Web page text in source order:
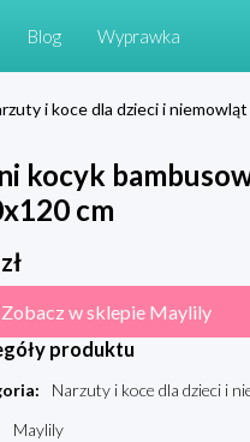
Blog Wyprawka
i koce dla dzieci i niemowląt
kocyk
cm
zł
Zobacz w sklepie Maylily
produktu
:
Narzuty i koce dla dzieci i
Maylily